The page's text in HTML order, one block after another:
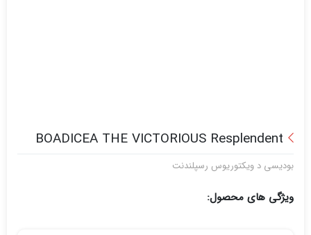
BOADICEA THE VICTORIOUS Resplendent
بودیسی د ویکتوریوس رسپلندنت
ویژگی های محصول: